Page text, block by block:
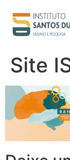
conteúdo
Site